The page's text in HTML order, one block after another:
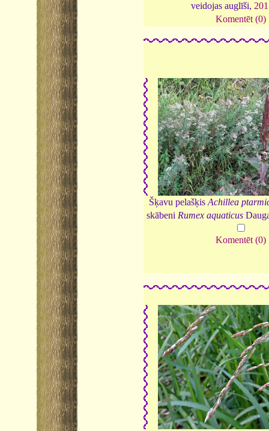
veidojas auglīši,
Komentēt (0)
Šķavu pelašķisAchillea
skābeni Rumex aquaticus
Komentēt (0)